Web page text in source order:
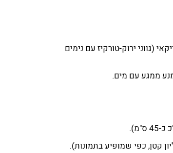
(גווני ירוק-טורקיז עם נימים
ממגע עם מים.